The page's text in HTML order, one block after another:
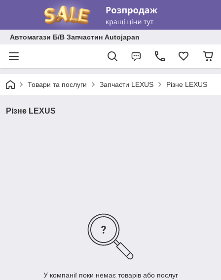
Автомагази Б/В Запчастин Autojapan
Товари та послуги Запчасти LEXUS Різне LEXUS
Різне LEXUS
У компанії поки немає товарів або послуг